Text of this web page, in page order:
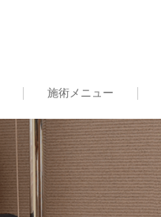
施術メニュー